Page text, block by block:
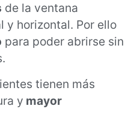
de la ventana
horizontal. Por ello
para poder abrirse sin
tienen más
y mayor